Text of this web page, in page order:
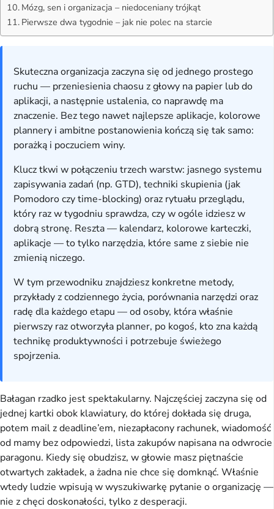
Mózg, sen i organizacja – niedoceniany trójkąt
Pierwsze dwa tygodnie – jak nie polec na starcie
Skuteczna organizacja zaczyna się od jednego prostego
ruchu — przeniesienia chaosu z głowy na papier lub do
aplikacji, a następnie ustalenia, co naprawdę ma
znaczenie. Bez tego nawet najlepsze aplikacje, kolorowe
plannery i ambitne postanowienia kończą się tak samo:
porażką i poczuciem winy.
Klucz tkwi w połączeniu trzech warstw: jasnego systemu
zapisywania zadań (np. GTD), techniki skupienia (jak
Pomodoro czy time-blocking) oraz rytuału przeglądu,
który raz w tygodniu sprawdza, czy w ogóle idziesz w
dobrą stronę. Reszta — kalendarz, kolorowe karteczki,
aplikacje — to tylko narzędzia, które same z siebie nie
zmienią niczego.
W tym przewodniku znajdziesz konkretne metody,
przykłady z codziennego życia, porównania narzędzi oraz
radę dla każdego etapu — od osoby, która właśnie
pierwszy raz otworzyła planner, po kogoś, kto zna każdą
technikę produktywności i potrzebuje świeżego
spojrzenia.
Bałagan rzadko jest spektakularny. Najczęściej zaczyna się od
jednej kartki obok klawiatury, do której dokłada się druga,
potem mail z deadline’em, niezapłacony rachunek, wiadomość
od mamy bez odpowiedzi, lista zakupów napisana na odwrocie
paragonu. Kiedy się obudzisz, w głowie masz piętnaście
otwartych zakładek, a żadna nie chce się domknąć. Właśnie
wtedy ludzie wpisują w wyszukiwarkę pytanie o organizację —
nie z chęci doskonałości, tylko z desperacji.